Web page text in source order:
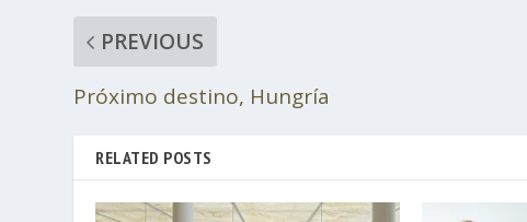
PREVIOUS
Próximo destino, Hungría
RELATED POSTS